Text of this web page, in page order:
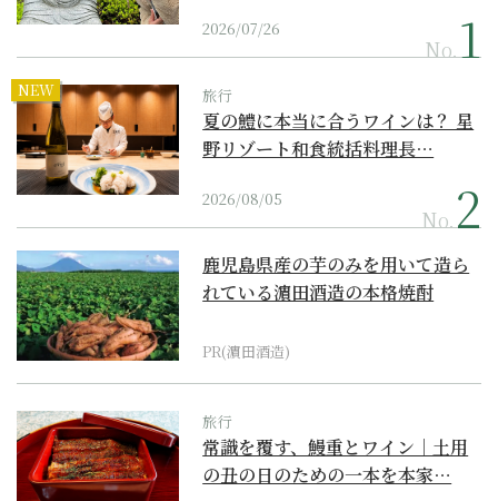
2026/07/26
No.
NEW 旅行
夏の鱧に本当に合うワインは？ 星
野リゾート和食統括料理長…
2026/08/05
No.
鹿児島県産の芋のみを用いて造ら
れている濵田酒造の本格焼酎
PR(濵田酒造)
旅行
常識を覆す、鰻重とワイン｜土用
の丑の日のための一本を本家…